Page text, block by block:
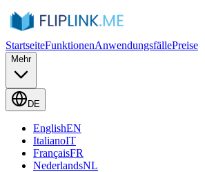
StartseiteFunktionenAnwendungsfällePreise
Mehr
DE
EnglishEN
ItalianoIT
FrançaisFR
NederlandsNL